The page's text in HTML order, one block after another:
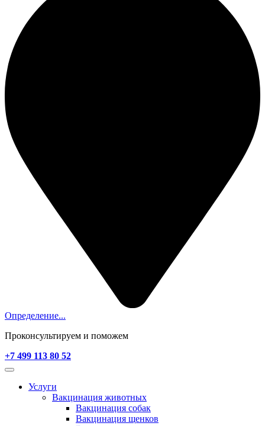
Определение...
Проконсультируем и поможем
+7 499 113 80 52
Услуги
Вакцинация животных
Вакцинация собак
Вакцинация щенков